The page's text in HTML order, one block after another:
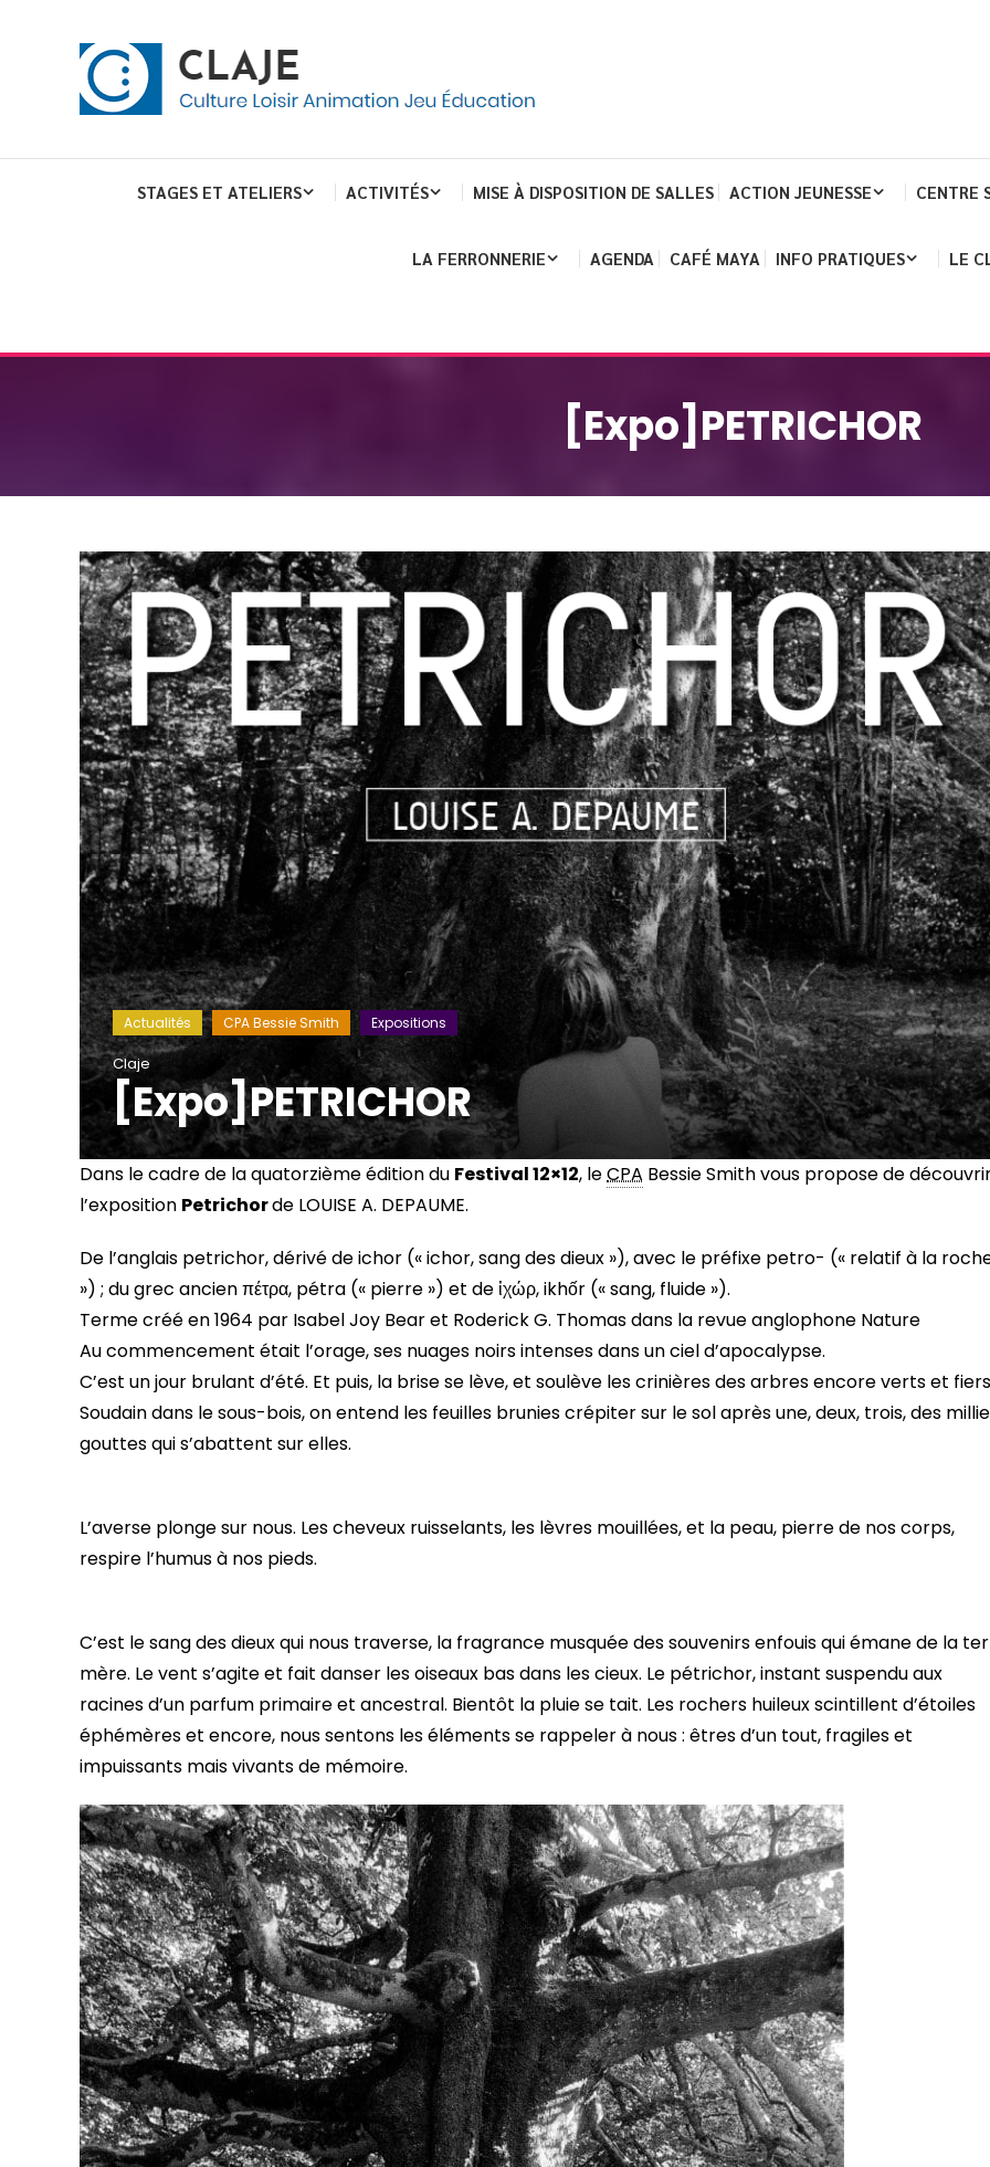
Claje
STAGES ET ATELIERS ACTIVITÉS MISE À DISPOSITION DE SALLES ACTION JEUNESSE CENTRE
LA FERRONNERIE AGENDA CAFÉ MAYA INFO PRATIQUES LE
[Expo]PETRICHOR
Actualités CPA Bessie Smith Expositions
Claje
[Expo]PETRICHOR
Dans le cadre de la quatorzième édition du Festival 12×12, leCPA Bessie Smith vous propose de
l’exposition Petrichorde LOUISE A. DEPAUME.
De l’anglais petrichor, dérivé de ichor (« ichor, sang des dieux »), avec le préfixe petro- (« relatif à la
») ; du grec ancien πέτρα, pétra (« pierre ») et de ἰχώρ, ikhốr (« sang, fluide »).
Terme créé en 1964 par Isabel Joy Bear et Roderick G. Thomas dans la revue anglophone Nature
Au commencement était l’orage, ses nuages noirs intenses dans un ciel d’apocalypse.
C’est un jour brulant d’été. Et puis, la brise se lève, et soulève les crinières des arbres encore verts et
Soudain dans le sous-bois, on entend les feuilles brunies crépiter sur le sol après une, deux, trois, des
gouttes qui s’abattent sur elles.
L’averse plonge sur nous. Les cheveux ruisselants, les lèvres mouillées, et la peau, pierre de nos corps,
respire l’humus à nos pieds.
C’est le sang des dieux qui nous traverse, la fragrance musquée des souvenirs enfouis qui émane de la
mère. Le vent s’agite et fait danser les oiseaux bas dans les cieux. Le pétrichor, instant suspendu aux
racines d’un parfum primaire et ancestral. Bientôt la pluie se tait. Les rochers huileux scintillent d’étoiles
éphémères et encore, nous sentons les éléments se rappeler à nous : êtres d’un tout, fragiles et
impuissants mais vivants de mémoire.